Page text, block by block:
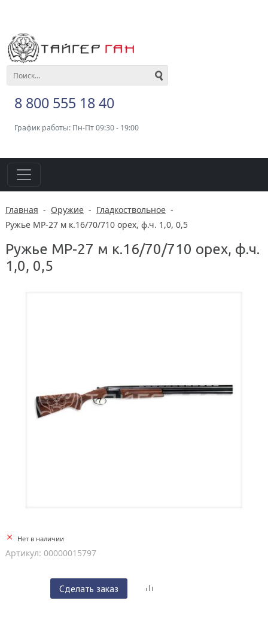
8 800 555 18 40
График работы: Пн-Пт 09:30 - 19:00
Главная - Оружие - Гладкоствольное -
Ружье МР-27 м к.16/70/710 орех, ф.ч. 1,0, 0,5
Ружье МР-27 м к.16/70/710 орех, ф.ч.
1,0, 0,5
Нет в наличии
Артикул: 00000015797
Сделать заказ